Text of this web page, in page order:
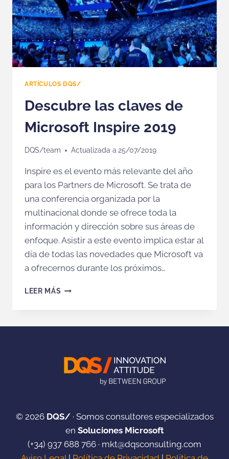
ARTÍCULOS DQS/
Descubre las claves de
Microsoft Inspire 2019
DQS/team Actualizada a 25/07/2019
Inspire es el evento más relevante del año
para los Partners de Microsoft. Se trata de
una conferencia organizada por la
multinacional donde se ofrece toda la
información y dirección sobre sus áreas de
enfoque. Asistir a este evento implica estar al
día de todas las novedades que Microsoft va
a ofrecernos durante los próximos…
LEER MÁS DESCUBRE
© 2026 DQS/· Somos consultores especializados
en Soluciones Microsoft
(+34) 937 688 766 · mkt@dqsconsulting.com